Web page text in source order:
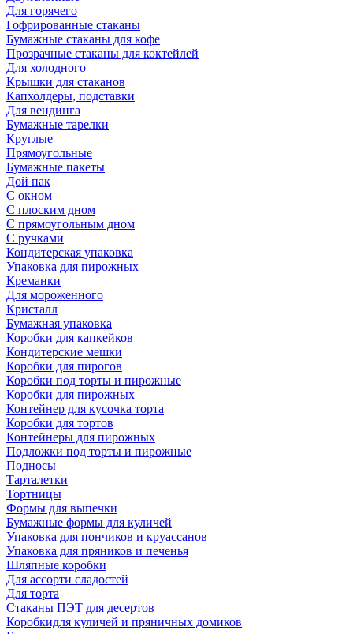
Для горячего
Гофрированные стаканы
Бумажные стаканы для кофе
Прозрачные стаканы для коктейлей
Для холодного
Крышки для стаканов
Капхолдеры, подставки
Для вендинга
Бумажные тарелки
Круглые
Прямоугольные
Бумажные пакеты
Дой пак
С окном
С плоским дном
С прямоугольным дном
С ручками
Кондитерская упаковка
Упаковка для пирожных
Креманки
Для мороженного
Кристалл
Бумажная упаковка
Коробки для капкейков
Кондитерские мешки
Коробки для пирогов
Коробки под торты и пирожные
Коробки для пирожных
Контейнер для кусочка торта
Коробки для тортов
Контейнеры для пирожных
Подложки под торты и пирожные
Подносы
Тарталетки
Тортницы
Формы для выпечки
Бумажные формы для куличей
Упаковка для пончиков и круассанов
Упаковка для пряников и печенья
Шляпные коробки
Для ассорти сладостей
Для торта
Стаканы ПЭТ для десертов
Коробкидля куличей и пряничных домиков